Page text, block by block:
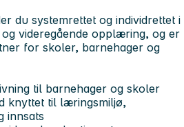
du systemrettet og individrettet i
videregående opplæring, og er
for skoler, barnehager og
til barnehager og skoler
knyttet til læringsmiljø,
innsats